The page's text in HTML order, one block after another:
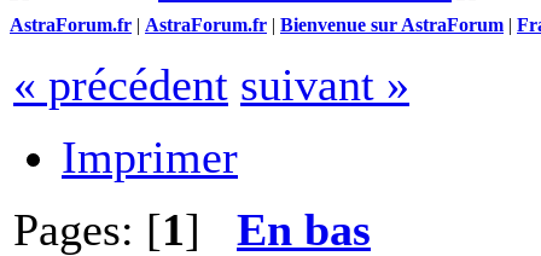
AstraForum.fr | AstraForum.fr | Bienvenue sur AstraForum |
« précédent suivant »
Imprimer
Pages: [1] En bas